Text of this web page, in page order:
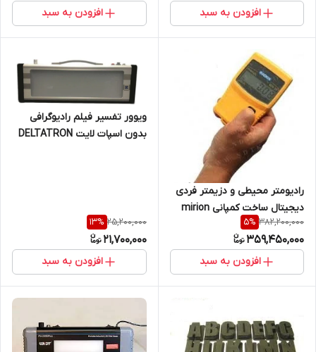
افزودن به سبد افزودن به سبد
رادیومتر محیطی و دزیمتر فردی
دیجیتال ساخت کمپانی mirion
پرتوهای ایکس و گاما
382,200,000
5%
359,450,000
افزودن به سبد
ویوور تفسیر فیلم رادیوگرافی
بدون اسپات لایت DELTATRON
25,200,000
13%
21,700,000
افزودن به سبد